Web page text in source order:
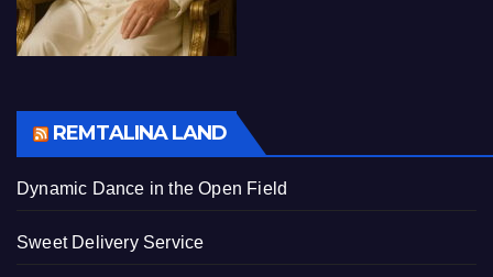
REMTALINA LAND
Dynamic Dance in the Open Field
Sweet Delivery Service